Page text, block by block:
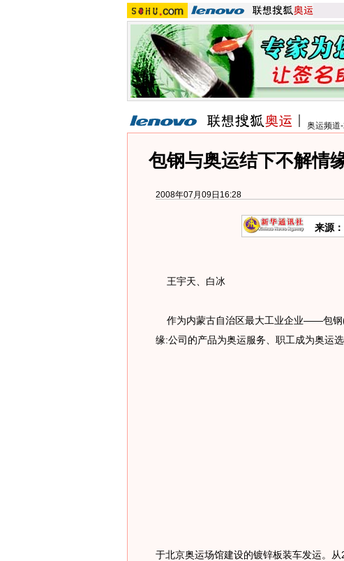
奥运频道
包钢与奥运结下不解情
2008年07月09日16:28
来源
王宇天、白冰
作为内蒙古自治区最大工业企业——包钢
缘:公司的产品为奥运服务、职工成为奥运
于北京奥运场馆建设的镀锌板装车发运。